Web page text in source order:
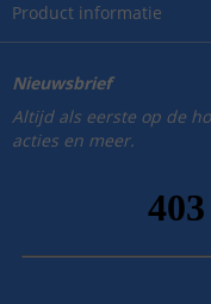
Product informatie
Nieuwsbrief
Altijd als eerste op de
acties en meer.